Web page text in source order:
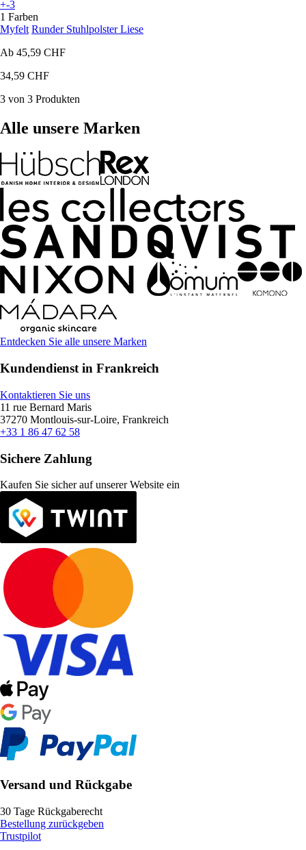
+-3
1 Farben
Myfelt Runder Stuhlpolster Liese
Ab 45,59 CHF
34,59 CHF
3 von 3 Produkten
Alle unsere Marken
Entdecken Sie alle unsere Marken
Kundendienst in Frankreich
Kontaktieren Sie uns
11 rue Bernard Maris
37270 Montlouis-sur-Loire, Frankreich
+33 1 86 47 62 58
Sichere Zahlung
Kaufen Sie sicher auf unserer Website ein
Versand und Rückgabe
30 Tage Rückgaberecht
Bestellung zurückgeben
Trustpilot